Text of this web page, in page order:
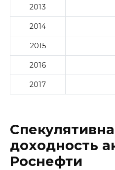
2013
2014
2015
2016
2017
доходность
Роснефти